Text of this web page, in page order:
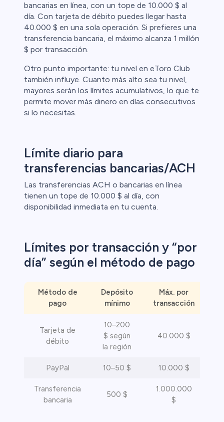
bancarias en línea, con un tope de 10.000 $ al
día. Con tarjeta de débito puedes llegar hasta
40.000 $ en una sola operación. Si prefieres una
transferencia bancaria, el máximo alcanza 1 millón
$ por transacción.
Otro punto importante: tu nivel en eToro Club
también influye. Cuanto más alto sea tu nivel,
mayores serán los límites acumulativos, lo que te
permite mover más dinero en días consecutivos
si lo necesitas.
Límite diario para
transferencias bancarias/ACH
Las transferencias ACH o bancarias en línea
tienen un tope de 10.000 $ al día, con
disponibilidad inmediata en tu cuenta.
Límites por transacción y “por
día” según el método de pago
Método de
pago
Depósito
mínimo
Máx. por
transacción
Tarjeta de
débito
10–200
$ según
la región
40.000 $
PayPal 10–50 $ 10.000 $
Transferencia
bancaria
500 $
1.000.000
$